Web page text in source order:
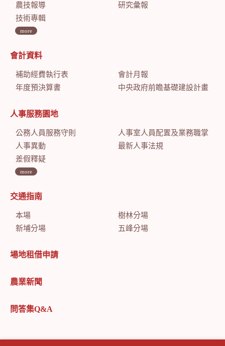
農技報導
研究彙報
技術專輯
more
會計資料
補助經費執行表
會計月報
年度預決算書
中央政府前瞻基礎建設計畫特別預算會計月報
人事服務園地
公務人員服務守則
人事室人員配置及業務職掌
人事異動
最新人事法規
差假釋疑
more
交通指南
本場
樹林分場
新埔分場
五峰分場
場地租借申請
農業新聞
問答集Q&A